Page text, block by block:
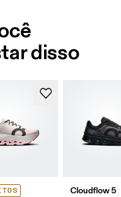
disso
Cloudflow 5